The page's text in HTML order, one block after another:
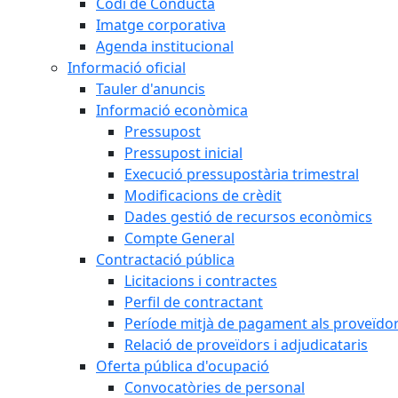
Imatge corporativa
Agenda institucional
Informació oficial
Tauler d'anuncis
Informació econòmica
Pressupost
Pressupost inicial
Execució pressupostària trimestral
Modificacions de crèdit
Dades gestió de recursos econòmics
Compte General
Contractació pública
Licitacions i contractes
Perfil de contractant
Període mitjà de pagament als
Relació de proveïdors i adjudicataris
Oferta pública d'ocupació
Convocatòries de personal